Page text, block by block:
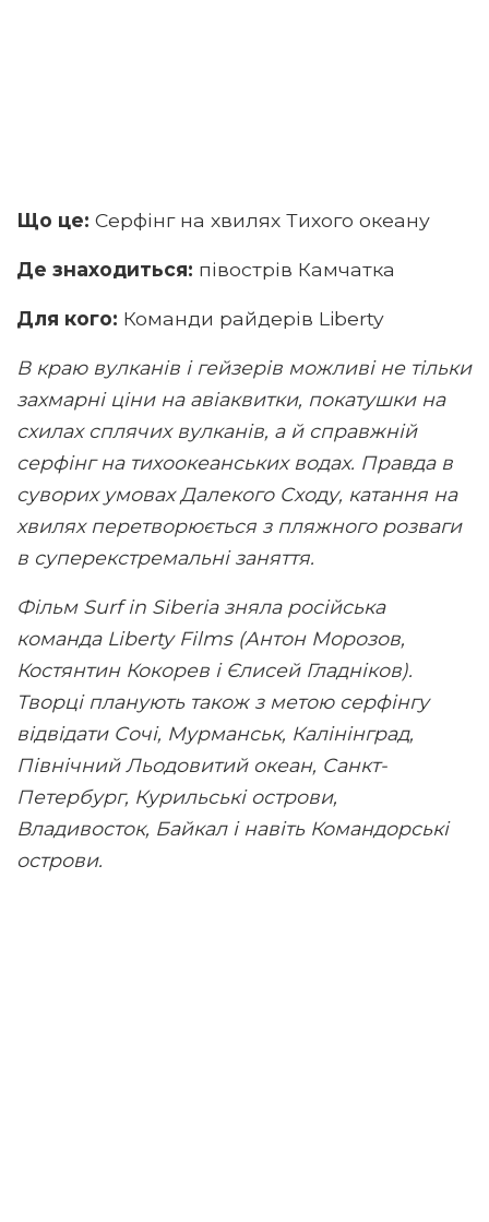
Що це: Серфінг на хвилях Тихого океану
Де знаходиться: півострів Камчатка
Для кого: Команди райдерів Liberty
В краю вулканів і гейзерів можливі не тільки
захмарні ціни на авіаквитки, покатушки на
схилах сплячих вулканів, а й справжній
серфінг на тихоокеанських водах. Правда в
суворих умовах Далекого Сходу, катання на
хвилях перетворюється з пляжного розваги
в суперекстремальні заняття.
Фільм Surf in Siberia зняла російська
команда Liberty Films (Антон Морозов,
Костянтин Кокорев і Єлисей Гладніков).
Творці планують також з метою серфінгу
відвідати Сочі, Мурманськ, Калінінград,
Північний Льодовитий океан, Санкт-
Петербург, Курильські острови,
Владивосток, Байкал і навіть Командорські
острови.